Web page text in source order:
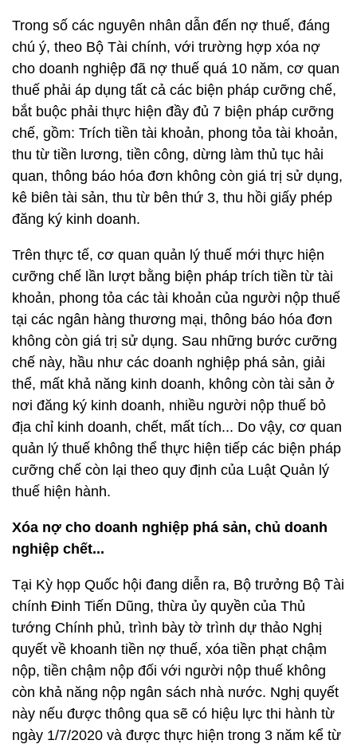
Trong số các nguyên nhân dẫn đến nợ thuế, đáng
chú ý, theo Bộ Tài chính, với trường hợp xóa nợ
cho doanh nghiệp đã nợ thuế quá 10 năm, cơ quan
thuế phải áp dụng tất cả các biện pháp cưỡng chế,
bắt buộc phải thực hiện đầy đủ 7 biện pháp cưỡng
chế, gồm: Trích tiền tài khoản, phong tỏa tài khoản,
thu từ tiền lương, tiền công, dừng làm thủ tục hải
quan, thông báo hóa đơn không còn giá trị sử dụng,
kê biên tài sản, thu từ bên thứ 3, thu hồi giấy phép
đăng ký kinh doanh.
Trên thực tế, cơ quan quản lý thuế mới thực hiện
cưỡng chế lần lượt bằng biện pháp trích tiền từ tài
khoản, phong tỏa các tài khoản của người nộp thuế
tại các ngân hàng thương mại, thông báo hóa đơn
không còn giá trị sử dụng. Sau những bước cưỡng
chế này, hầu như các doanh nghiệp phá sản, giải
thể, mất khả năng kinh doanh, không còn tài sản ở
nơi đăng ký kinh doanh, nhiều người nộp thuế bỏ
địa chỉ kinh doanh, chết, mất tích... Do vậy, cơ quan
quản lý thuế không thể thực hiện tiếp các biện pháp
cưỡng chế còn lại theo quy định của Luật Quản lý
thuế hiện hành.
Xóa nợ cho doanh nghiệp phá sản, chủ doanh
nghiệp chết...
Tại Kỳ họp Quốc hội đang diễn ra, Bộ trưởng Bộ Tài
chính Đinh Tiến Dũng, thừa ủy quyền của Thủ
tướng Chính phủ, trình bày tờ trình dự thảo Nghị
quyết về khoanh tiền nợ thuế, xóa tiền phạt chậm
nộp, tiền chậm nộp đối với người nộp thuế không
còn khả năng nộp ngân sách nhà nước. Nghị quyết
này nếu được thông qua sẽ có hiệu lực thi hành từ
ngày 1/7/2020 và được thực hiện trong 3 năm kể từ